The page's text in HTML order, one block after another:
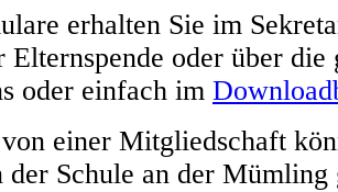
erhalten Sie im
oder über die
oder einfach im
einer Mitgliedschaft
der Schule an der Mümling